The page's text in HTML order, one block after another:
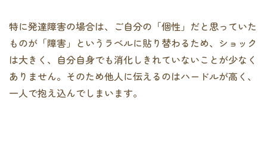
特に発達障害の場合は、ご自分の「個性」だと思っていた
ものが「障害」というラベルに貼り替わるため、ショック
は大きく、自分自身でも消化しきれていないことが少なく
ありません。そのため他人に伝えるのはハードルが高く、
一人で抱え込んでしまいます。